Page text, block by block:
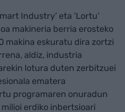
Industry’ eta ‘Lortu’
makineria berria erosteko
makina eskuratu dira zortzi
aldiz, industria
lotura duten zerbitzuei
ematera
programaren onuradun
erdiko inbertsioari